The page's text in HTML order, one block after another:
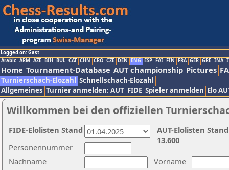
Logged on: Gast
Arabic ARM AZE BIH BUL CAT CHN CRO CZE DEN ENG ESP FAI FIN FRA GER GRE INA
Home Tournament-Database AUT championship Pictures
Turnierschach-Elozahl Schnellschach-Elozahl
Allgemeines Turnier anmelden: AUT FIDE Spieler anmelden Elo
Willkommen bei den offiziellen
Nachname
Vorname
Personennummer
AUT-Elolisten
13.600
FIDE-Elolisten Stand